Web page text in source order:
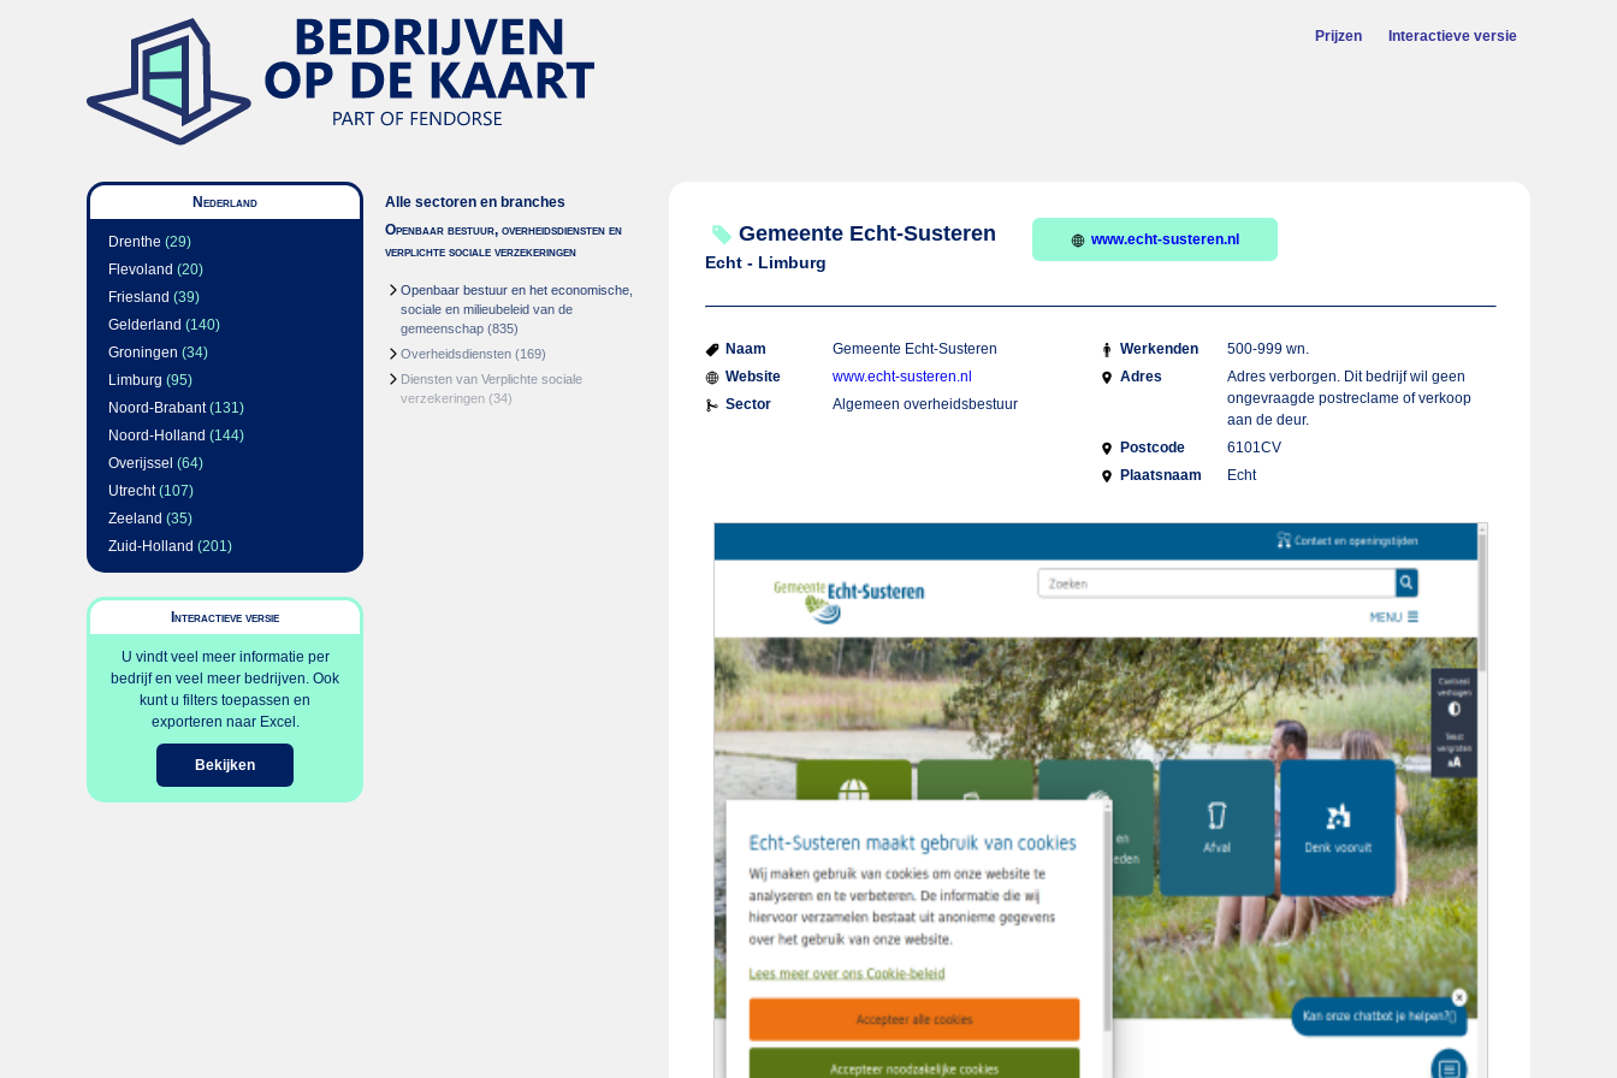
Prijzen Interactieve versie
Nederland
Drenthe (29)
Flevoland (20)
Friesland (39)
Gelderland (140)
Groningen (34)
Limburg (95)
Noord-Brabant(131)
Noord-Holland (144)
Overijssel (64)
Utrecht(107)
Zeeland (35)
Zuid-Holland (201)
Interactieve versie
U vindt veel meer informatie per
bedrijf en veel meer bedrijven. Ook
kunt u filters toepassen en
exporteren naar Excel.
Bekijken
Alle sectoren en branches
Openbaar bestuur, overheidsdiensten en
verplichte sociale verzekeringen
Openbaar bestuur en het economische,
sociale en milieubeleid van de
gemeenschap (835)
Overheidsdiensten (169)
Diensten van Verplichte sociale
verzekeringen (34)
Gemeente Echt-Susteren
Echt - Limburg
www.echt-susteren.nl
Naam
Gemeente Echt-Susteren
Website
www.echt-susteren.nl
Sector
Algemeen overheidsbestuur
Werkenden
500-999 wn.
Adres
Adres verborgen. Dit bedrijf wil geen
ongevraagde postreclame of verkoop
aan de deur.
Postcode
6101CV
Plaatsnaam
Echt